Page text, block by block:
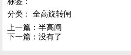
分类： 全高旋转闸
上一篇： 半高闸
下一篇：没有了